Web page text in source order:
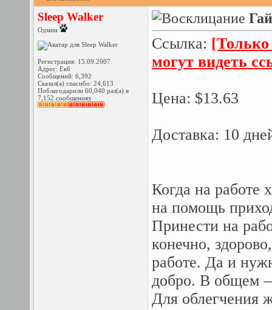
Sleep Walker
Одмин
Регистрация: 15.09.2007
Адрес: Екб
Сообщений: 6,392
Сказал(а) спасибо: 24,613
Поблагодарили 60,040 раз(а) в
7,152 сообщениях
Ссылка: [Только
могут видеть
Цена: $13.63
Доставка: 10
Когда на работе
на помощь
Принести на
конечно,
работе. Да и
добро. В общем
Для облегчения